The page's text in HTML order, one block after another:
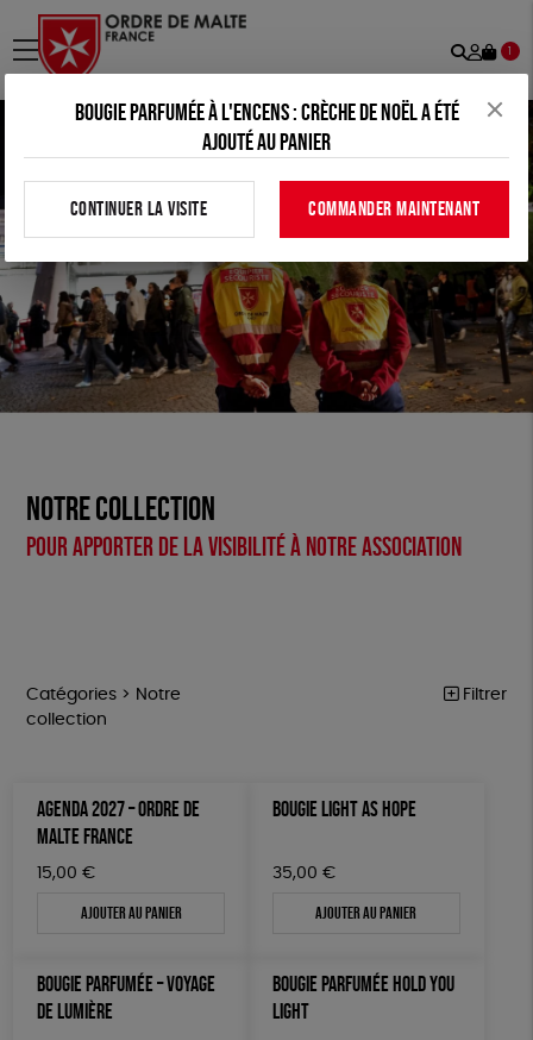
menu
Mon
1
Notre collection
Pour apporter de la visibilité à notre association
Catégories > Notre
collection
Filtrer
ACCESSOIRES
MAISON
BIEN-ÊTRE
PAPETERIE
Par défaut
Nouveauté
Prix : du - cher au + cher
Prix
50 € - 100 €
150 € - 200 €
Plus de 200€
Couleur
Mots clés
Biodégradable FSC
AGENDA 2027 – ORDRE DE
MALTE FRANCE
15,00 €
Ajouter au panier
BOUGIE LIGHT AS HOPE
35,00 €
Ajouter au panier
BOUGIE PARFUMÉE – VOYAGE
DE LUMIÈRE
BOUGIE PARFUMÉE HOLD YOU
LIGHT
Bougie parfumée à l'encens : crèche de Noël a été
ajouté au panier
CONTINUER LA VISITE COMMANDER MAINTENANT